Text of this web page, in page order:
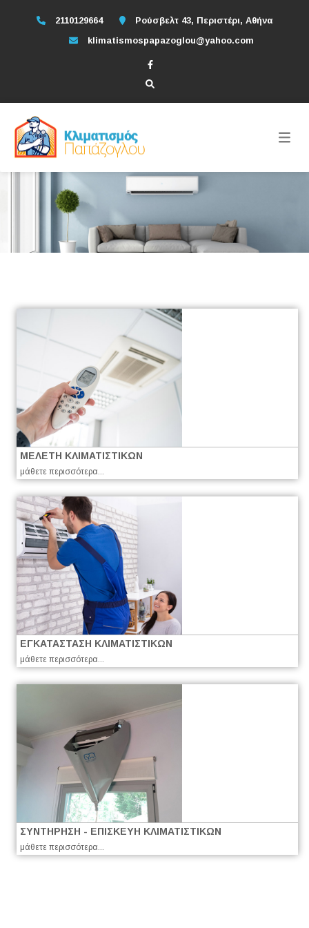
2110129664
Ρούσβελτ 43, Περιστέρι, Αθήνα
klimatismospapazoglou@yahoo.com
ΜΕΛΕΤΗ ΚΛΙΜΑΤΙΣΤΙΚΩΝ
μάθετε περισσότερα...
ΕΓΚΑΤΑΣΤΑΣΗ ΚΛΙΜΑΤΙΣΤΙΚΩΝ
μάθετε περισσότερα...
ΣΥΝΤΗΡΗΣΗ - ΕΠΙΣΚΕΥΗ ΚΛΙΜΑΤΙΣΤΙΚΩΝ
μάθετε περισσότερα...